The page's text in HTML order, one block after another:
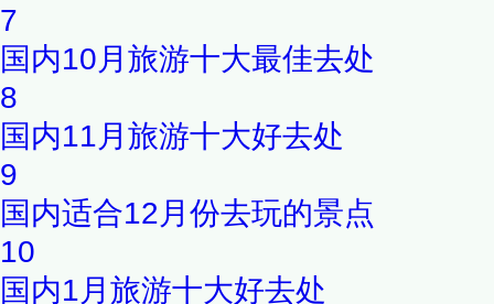
7
国内10月旅游十大最佳去处
8
国内11月旅游十大好去处
9
国内适合12月份去玩的景点
10
国内1月旅游十大好去处